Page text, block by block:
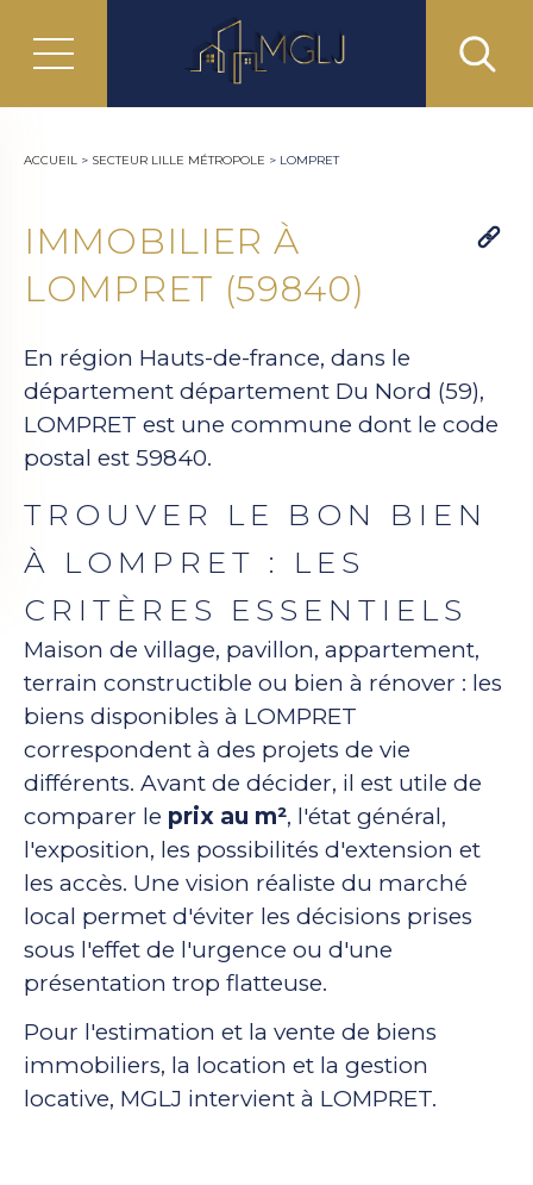
ACCUEIL > SECTEUR LILLE MÉTROPOLE > LOMPRET
IMMOBILIER À
LOMPRET (59840)
En région Hauts-de-france, dans le
département département Du Nord (59),
LOMPRET est une commune dont le code
postal est 59840.
TROUVER LE BON BIEN
À LOMPRET : LES
CRITÈRES ESSENTIELS
Maison de village, pavillon, appartement,
terrain constructible ou bien à rénover : les
biens disponibles à LOMPRET
correspondent à des projets de vie
différents. Avant de décider, il est utile de
comparer le prix au m², l'état général,
l'exposition, les possibilités d'extension et
les accès. Une vision réaliste du marché
local permet d'éviter les décisions prises
sous l'effet de l'urgence ou d'une
présentation trop flatteuse.
Pour l'estimation et la vente de biens
immobiliers, la location et la gestion
locative, MGLJ intervient à LOMPRET.